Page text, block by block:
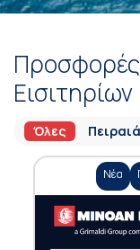
Εισιτηρίων
Όλες
Νέα